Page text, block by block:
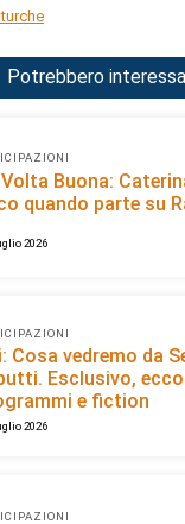
Potrebbero
Buona:
quando parte su
2026
Cosa vedremo da
Esclusivo,
e fiction
2026